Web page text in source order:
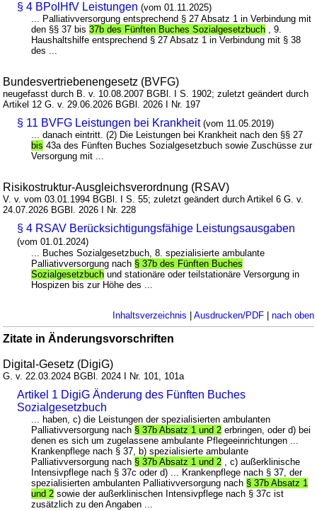
§ 4 BPolHfV Leistungen (vom 01.11.2025)
... Palliativversorgung entsprechend § 27 Absatz 1 in Verbindung mit
den §§ 37 bis37b des Fünften Buches Sozialgesetzbuch , 9.
Haushaltshilfe entsprechend § 27 Absatz 1 in Verbindung mit § 38
des ...
Bundesvertriebenengesetz (BVFG)
neugefasst durch B. v. 10.08.2007 BGBl. I S. 1902; zuletzt geändert durch
Artikel 12 G. v. 29.06.2026 BGBl. 2026 I Nr. 197
§ 11 BVFG Leistungen bei Krankheit (vom 11.05.2019)
... danach eintritt. (2) Die Leistungen bei Krankheit nach den §§ 27
bis 43a des Fünften Buches Sozialgesetzbuch sowie Zuschüsse zur
Versorgung mit ...
Risikostruktur-Ausgleichsverordnung (RSAV)
V. v. vom 03.01.1994 BGBl. I S. 55; zuletzt geändert durch Artikel 6 G. v.
24.07.2026 BGBl. 2026 I Nr. 228
§ 4 RSAV Berücksichtigungsfähige Leistungsausgaben
(vom 01.01.2024)
... Buches Sozialgesetzbuch, 8. spezialisierte ambulante
Palliativversorgung nach § 37b des Fünften Buches
Sozialgesetzbuch und stationäre oder teilstationäre Versorgung in
Hospizen bis zur Höhe des ...
Inhaltsverzeichnis Ausdrucken/PDF| nach oben
Zitate in Änderungsvorschriften
Digital-Gesetz (DigiG)
G. v. 22.03.2024 BGBl. 2024 I Nr. 101, 101a
Artikel 1 DigiG Änderung des Fünften Buches
Sozialgesetzbuch
... haben, c) die Leistungen der spezialisierten ambulanten
Palliativversorgung nach § 37b Absatz 1 und 2 erbringen, oder d) bei
denen es sich um zugelassene ambulante Pflegeeinrichtungen ...
Krankenpflege nach § 37, b) spezialisierte ambulante
Palliativversorgung nach § 37b Absatz 1 und 2 , c) außerklinische
Intensivpflege nach § 37c oder d) ... Krankenpflege nach § 37, der
spezialisierten ambulanten Palliativversorgung nach § 37b Absatz 1
und 2 sowie der außerklinischen Intensivpflege nach § 37c ist
zusätzlich zu den Angaben ...